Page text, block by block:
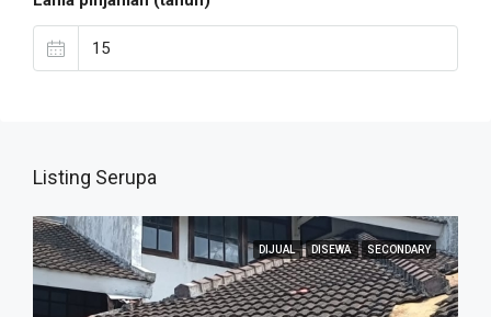
Listing Serupa
DIJUAL DISEWA SECONDARY